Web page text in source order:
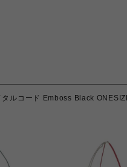
ルコード Emboss Black